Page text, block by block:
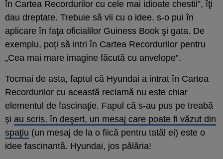
în Cartea Recordurilor cu cele mai idioate chestii”, îţi
dau dreptate. Trebuie să vii cu o idee, s-o pui în
aplicare în faţa oficialilor Guiness Book şi gata. De
exemplu, poţi să intri în Cartea Recordurilor pentru
„Cea mai mare imagine făcută cu anvelope”.
Tocmai de asta, faptul că Hyundai a intrat în Cartea
Recordurilor cu această reclamă nu este chiar
elementul de fascinaţie. Fapul că s-au pus pe treabă
şi au scris, în deşert, un mesaj care poate fi văzut din
spaţiu (un mesaj de la o fiică pentru tatăl ei) este o
idee fascinantă. Hyundai, jos pălăria!